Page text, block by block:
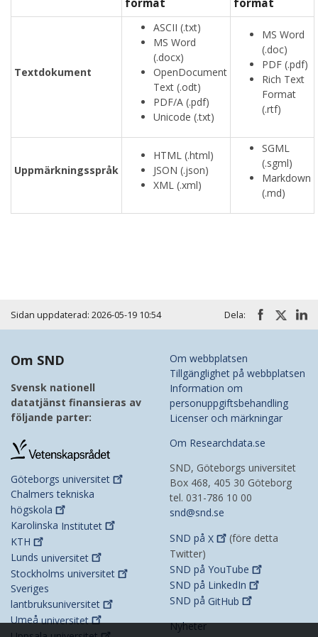
Textdokument
ASCII (.txt)
MS Word
(.docx)
OpenDocument
Text (.odt)
PDF/A (.pdf)
Unicode (.txt)
MS Word
(.doc)
PDF (.pdf)
Rich Text
Format
(.rtf)
Uppmärkningsspråk
HTML (.html)
JSON (.json)
XML (.xml)
SGML
(.sgml)
Markdown
(.md)
Sidan uppdaterad: 2026-05-19 10:54 Dela:
Om SND
Svensk nationell
datatjänst finansieras av
följande parter:
Göteborgs universitet
Chalmers tekniska
högskola
Karolinska Institutet
KTH
Lunds universitet
Stockholms universitet
Sveriges
lantbruksuniversitet
Umeåuniversitet
Om webbplatsen
Tillgänglighet på webbplatsen
Information om
personuppgiftsbehandling
Licenser och märkningar
Om Researchdata.se
SND, Göteborgs universitet
Box 468, 405 30 Göteborg
tel. 031-786 10 00
snd@snd.se
SND på X
(före detta
Twitter)
SND på YouTube
SND på LinkedIn
SND på GitHub
Nyheter